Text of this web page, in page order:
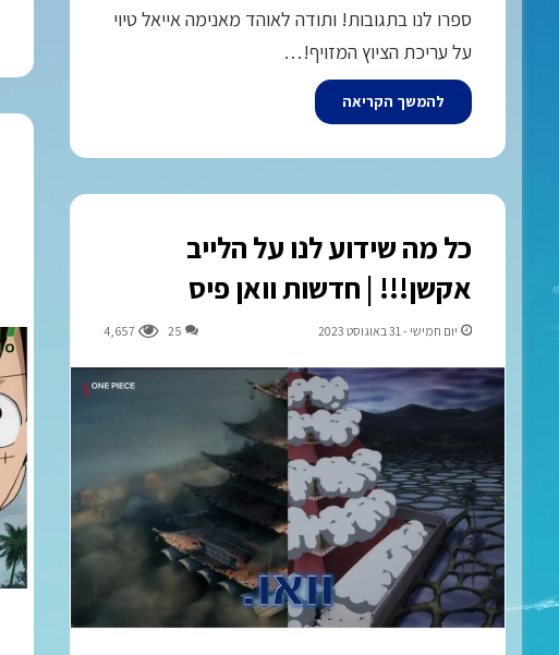
ספרו לנו בתגובות! ותודה לאוהד מאנימה אייאל טיוי
על עריכת הציוץ המזויף!…
להמשך הקריאה
כל מה שידוע לנו על הלייב
אקשן!!! | חדשות וואן פיס
יום חמישי - 31 באוגוסט 2023 25
4,657